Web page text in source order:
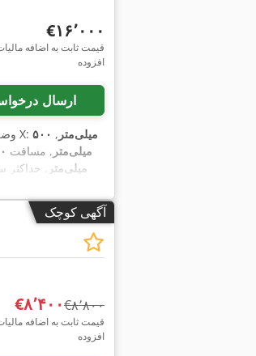
‎€۱۶٬۰۰۰
قیمت ثابت به اضافه
افزوده
ارسال
, طول پیشروی محور X: ۵۰۰ میلی‌متر ,
۵۰۰ میلی‌متر , مسافت
۴۰۰ میلی‌متر ,
آگهی کوچک
‎€۸٬۴۰۰ ‎€۸٬۸۰۰
قیمت ثابت به اضافه
افزوده